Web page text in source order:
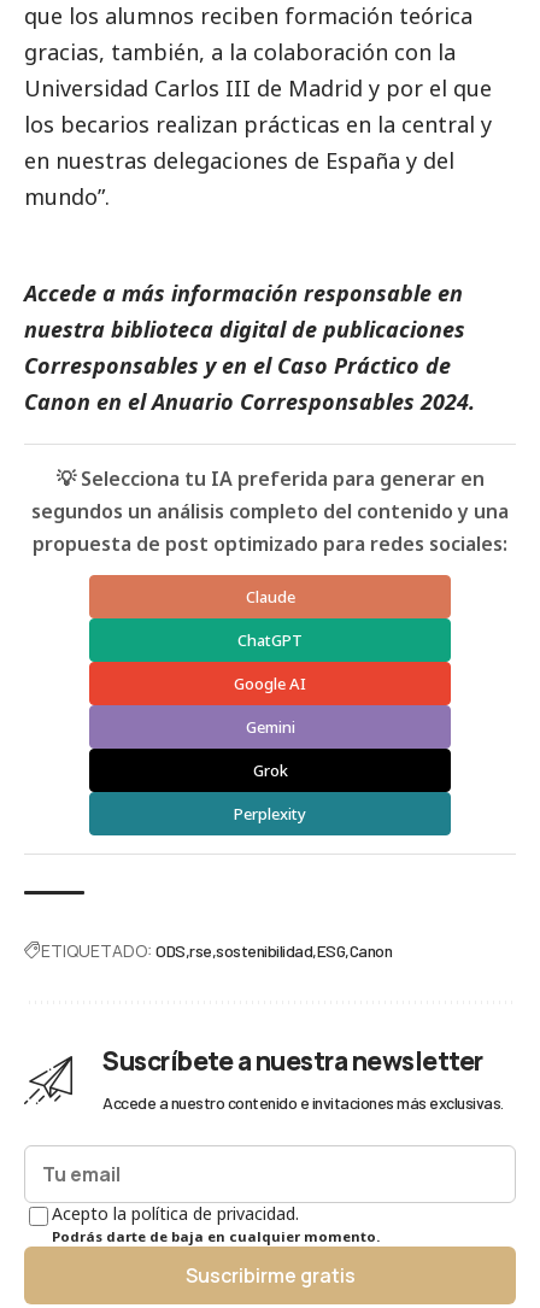
que los alumnos reciben formación teórica
gracias, también, a la colaboración con la
Universidad Carlos III de Madrid y por el que
los becarios realizan prácticas en la central y
en nuestras delegaciones de España y del
mundo”.
Accede a más información responsable en
nuestra biblioteca digital de publicaciones
Corresponsables y en el Caso Práctico de
Canon en elAnuario Corresponsables 2024.
💡 Selecciona tu IA preferida para generar en
segundos un análisis completo del contenido y una
propuesta de post optimizado para redes sociales:
Claude
ChatGPT
Google AI
Gemini
Grok
Perplexity
ETIQUETADO: ODS rse sostenibilidad ESG Canon
Suscríbete a nuestra newsletter
Accede a nuestro contenido e invitaciones más exclusivas.
Acepto la política de privacidad.
Podrás darte de baja en cualquier momento.
Suscribirme gratis